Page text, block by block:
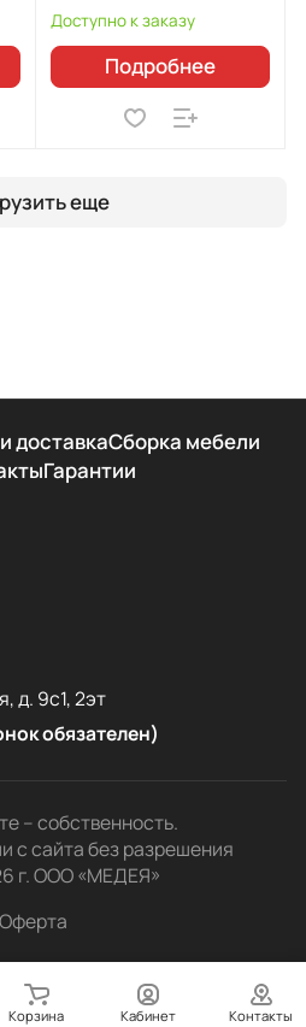
Доступно к заказу
Подробнее
еще
доставкаСборка мебели
Гарантии
д. 9с1, 2эт
обязателен)
– собственность.
с сайта без разрешения
г. ООО «МЕДЕЯ»
Оферта
Корзина Кабинет Контакты